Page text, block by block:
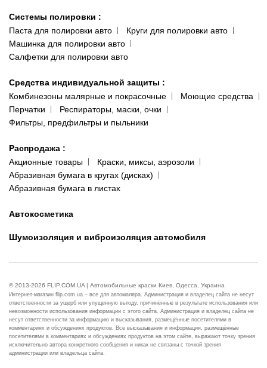
Системы полировки :
Паста для полировки авто
Круги для полировки авто
Машинка для полировки авто
Салфетки для полировки авто
Средства индивидуальной защиты :
Комбинезоны малярные и покрасочные
Моющие средства
Перчатки
Респираторы, маски, очки
Фильтры, предфильтры и пыльники
Распродажа :
Акционные товары
Краски, миксы, аэрозоли
Абразивная бумага в кругах (дисках)
Абразивная бумага в листах
Автокосметика
Шумоизоляция и виброизоляция автомобиля
© 2013-2026 FLIP.COM.UA | Автомобильные краски Киев, Одесса, Украина
Интернет-магазин flip.com.ua – все для автомаляра. Администрация и владелец сайта не несут
ответственности за ущерб или упущенную выгоду, причинённые в результате использования или
невозможности использования информации с этого сайта. Администрация и владелец сайта не
несут ответственности за информацию и высказывания, размещённые посетителями в
комментариях и обсуждениях продуктов. Все высказывания и информация, размещённые
посетителями в комментариях и обсуждениях продуктов на этом сайте, выражают точку зрения
исключительно автора конкретного сообщения и никак не связаны с точкой зрения
администрации или владельца сайта.